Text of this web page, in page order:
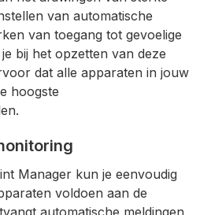
van automatische
van toegang tot gevoelige
bij het opzetten van deze
dat alle apparaten in jouw
hoogste
Manager kun je eenvoudig
voldoen aan de